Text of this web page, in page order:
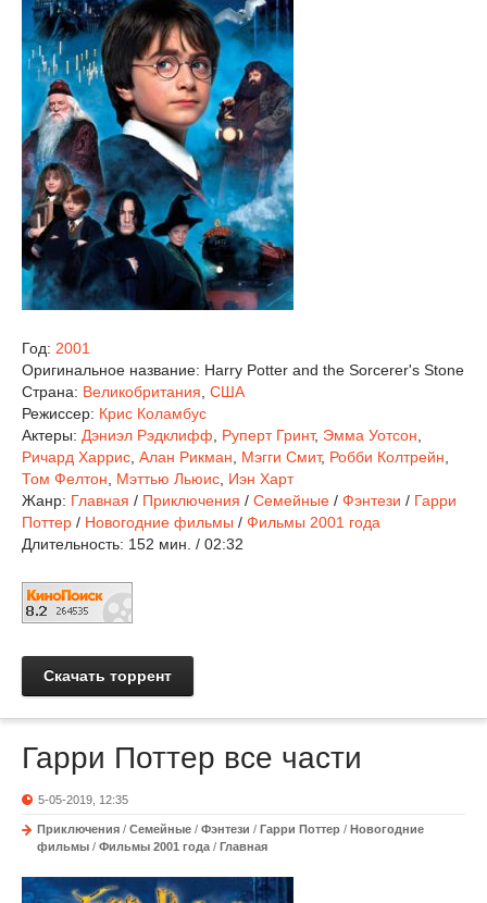
Год: 2001
Оригинальное название: Harry Potter and the Sorcerer's Stone
Страна: Великобритания США
Режиссер: Крис Коламбус
Актеры: Дэниэл Рэдклифф Руперт Гринт, Эмма Уотсон
Ричард Харрис Алан Рикман Мэгги Смит, Робби Колтрейн
Том Фелтон
Мэттью Льюис Иэн Харт
Жанр: Главная / Приключения / Семейные / Фэнтези / Гарри
Поттер / Новогодние фильмы / Фильмы 2001 года
Длительность: 152 мин. / 02:32
Скачать торрент
Гарри Поттер все части
5-05-2019, 12:35
Приключения / Семейные / Фэнтези / Гарри Поттер / Новогодние
фильмы / Фильмы 2001 года / Главная